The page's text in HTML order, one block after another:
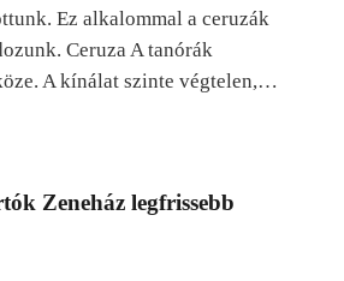
Ez alkalommal a ceruzák
Ceruza A tanórák
A kínálat szinte végtelen,…
Zeneház legfrissebb